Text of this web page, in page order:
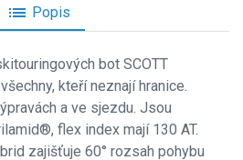
list Popis
bot SCOTT
kteří neznají hranice.
a ve sjezdu. Jsou
flex index mají 130 AT.
zajišťuje 60° rozsah pohybu